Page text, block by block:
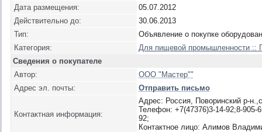
Дата размещения:
05.07.2012
Действительно до:
30.06.2013
Тип:
Объявление о покупке
Категория:
Для пищевой промышленности ::
Сведения о покупателе
Автор:
ООО "Мастер""
Адрес эл. почты:
Отправить письмо
Контактная информация:
Адрес: Россия, Поворинский р-
Телефон: +7(47376)3-14-92;8-905-
92;
Контактное лицо: Алимов